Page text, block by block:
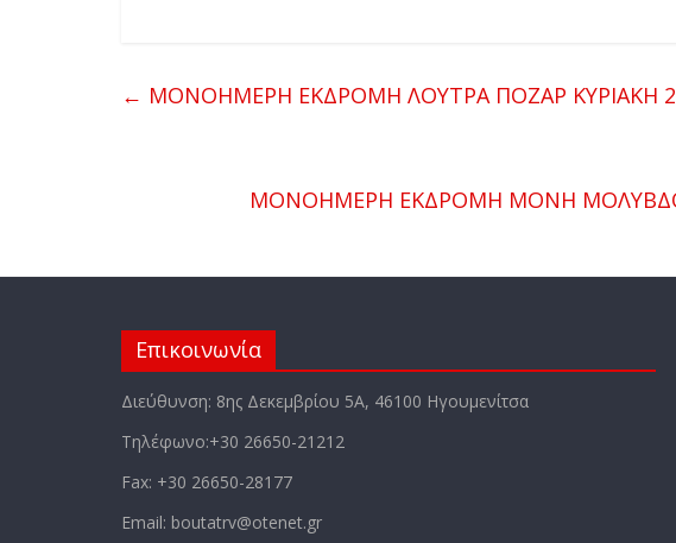
← ΜΟΝΟΗΜΕΡΗ ΕΚΔΡΟΜΗ ΛΟΥΤΡΑ ΠΟΖΑΡ ΚΥΡΙΑΚΗ
ΜΟΝΟΗΜΕΡΗ ΕΚΔΡΟΜΗ ΜΟΝΗ
Επικοινωνία
Διεύθυνση: 8ης Δεκεμβρίου 5Α, 46100 Ηγουμενίτσα
Τηλέφωνο:+30 26650-21212
Fax: +30 26650-28177
Email: boutatrv@otenet.gr